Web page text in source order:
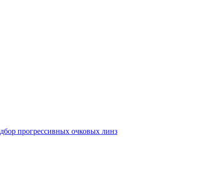
прогрессивных очковых линз